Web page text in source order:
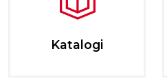
Katalogi